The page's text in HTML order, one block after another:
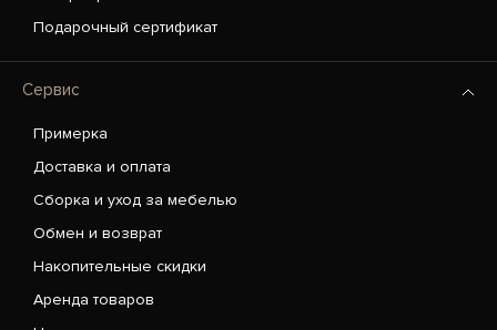
Подарочный сертификат
Сервис
Примерка
Доставка и оплата
Сборка и уход за мебелью
Обмен и возврат
Накопительные скидки
Аренда товаров